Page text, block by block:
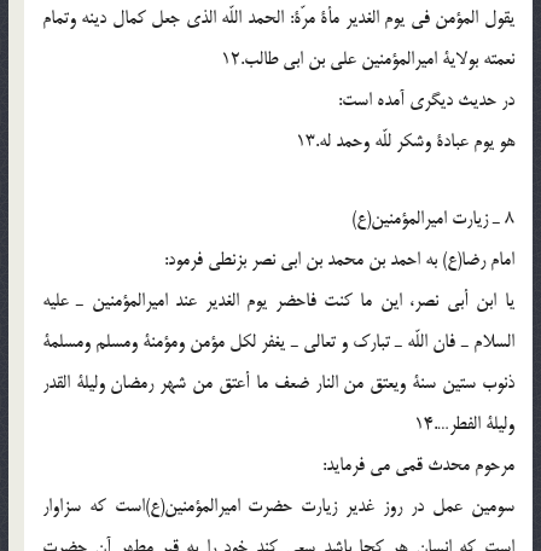
يقول المؤمن فى يوم الغدير مأة مرّة: الحمد اللّه الذى جعل كمال دينه وتمام
نعمته بولاية اميرالمؤمنين على بن ابى طالب.12
در حديث ديگرى آمده است:
هو يوم عبادة وشكر للّه وحمد له.13
8 ـ زيارت اميرالمؤمنين(ع)
امام رضا(ع) به احمد بن محمد بن ابى نصر بزنطى فرمود:
يا ابن أبى نصر، اين ما كنت فاحضر يوم الغدير عند اميرالمؤمنين ـ عليه
السلام ـ فان اللّه ـ تبارك و تعالى ـ يغفر لكل مؤمن ومؤمنة ومسلم ومسلمة
ذنوب ستين سنة ويعتق من النار ضعف ما أعتق من شهر رمضان وليلة القدر
وليلة الفطر….14
مرحوم محدث قمى مى فرمايد:
سومين عمل در روز غدير زيارت حضرت اميرالمؤمنين(ع)است كه سزاوار